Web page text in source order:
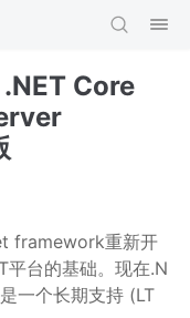
Core
framework重新开
平台的基础。现在.N
一个长期支持 (LT